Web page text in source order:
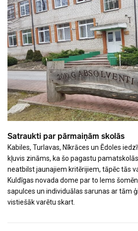
Satraukti par pārmaiņām skolās
Kabiles, Turlavas, Nīkrāces un Ēdoles
kļuvis zināms, ka šo pagastu
neatbilst jaunajiem kritērijiem, tāpēc tās
Kuldīgas novada dome par to lems
sapulces un individuālas sarunas ar tām
vistiešāk varētu skart.